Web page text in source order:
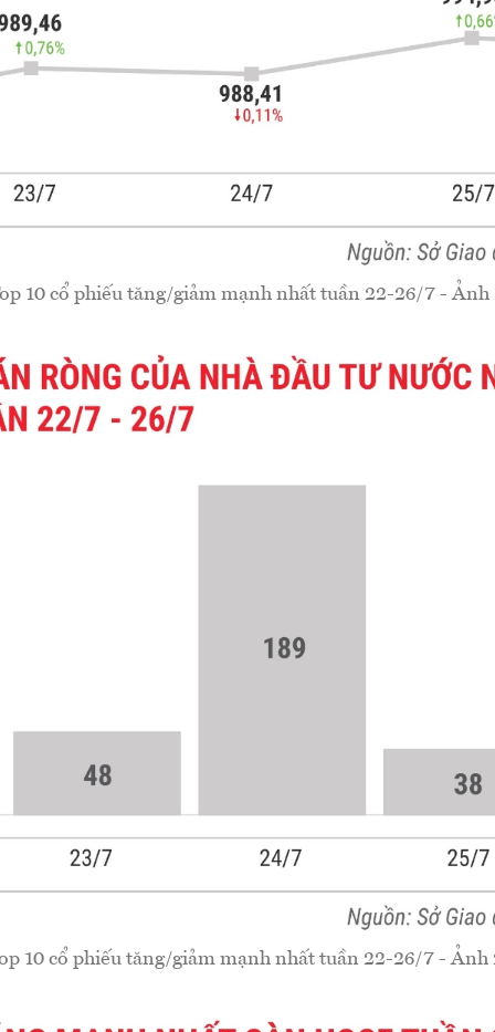
10 cổ phiếu tăng/giảm mạnh nhất tuần 22-26/7 - Ảnh
10 cổ phiếu tăng/giảm mạnh nhất tuần 22-26/7 - Ảnh